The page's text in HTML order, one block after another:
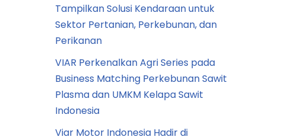
Tampilkan Solusi Kendaraan untuk
Sektor Pertanian, Perkebunan, dan
Perikanan
VIAR Perkenalkan Agri Series pada
Business Matching Perkebunan Sawit
Plasma dan UMKM Kelapa Sawit
Indonesia
Viar Motor Indonesia Hadir di